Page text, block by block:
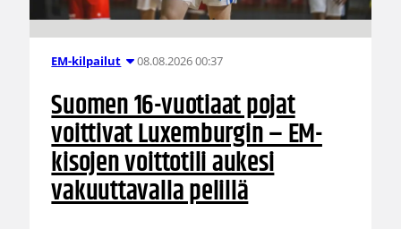
EM-kilpailut 08.08.2026 00:37
Suomen 16-vuotiaat pojat
voittivat Luxemburgin – EM-
kisojen voittotili aukesi
vakuuttavalla pelillä